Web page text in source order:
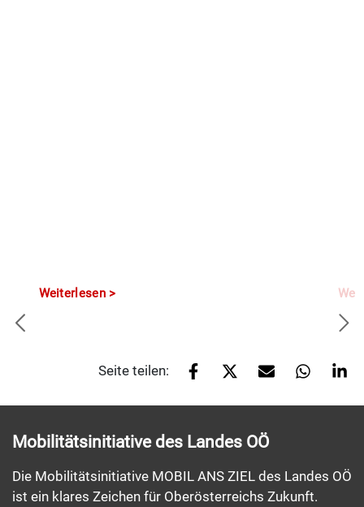
Weiterlesen
Seite teilen:
Mobilitätsinitiative des Landes OÖ
Die Mobilitätsinitiative MOBIL ANS ZIEL des Landes OÖ
ist ein klares Zeichen für Oberösterreichs Zukunft.